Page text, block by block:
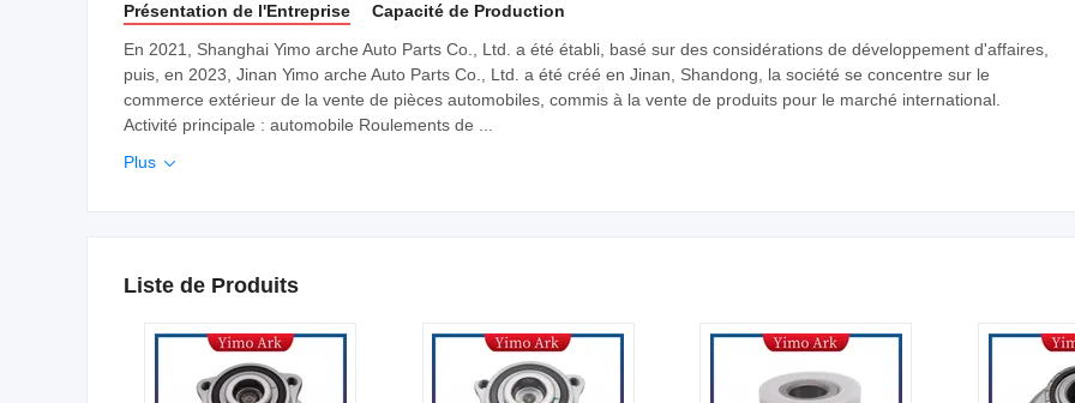
Présentation de l'Entreprise
Capacité de Production
En 2021, Shanghai Yimo arche Auto Parts Co., Ltd. a été établi, basé sur des considérations de développement d'affaires,
puis, en 2023, Jinan Yimo arche Auto Parts Co., Ltd. a été créé en Jinan, Shandong, la société se concentre sur le
commerce extérieur de la vente de pièces automobiles, commis à la vente de produits pour le marché international.
Activité principale : automobile Roulements de ...
Plus 
Liste de Produits